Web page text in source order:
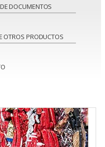
DOCUMENTOS
OTROS PRODUCTOS